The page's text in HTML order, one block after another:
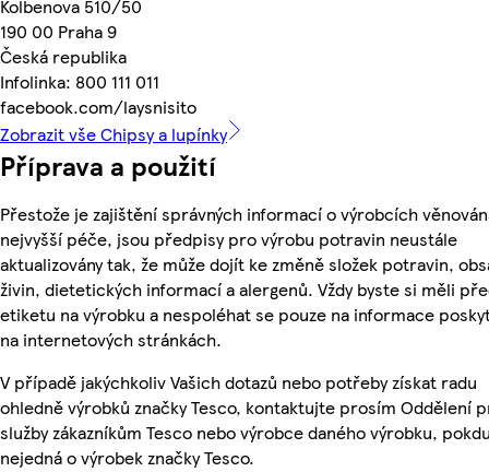
Kolbenova 510/50
190 00 Praha 9
Česká republika
Infolinka: 800 111 011
facebook.com/laysnisito
Zobrazit vše Chipsy a lupínky
Příprava a použití
Přestože je zajištění správných informací o výrobcích
nejvyšší péče, jsou předpisy pro výrobu potravin neustále
aktualizovány tak, že může dojít ke změně složek potravin,
živin, dietetických informací a alergenů. Vždy byste si měli
etiketu na výrobku a nespoléhat se pouze na informace
na internetových stránkách.
V případě jakýchkoliv Vašich dotazů nebo potřeby získat radu
ohledně výrobků značky Tesco, kontaktujte prosím Oddělení
služby zákazníkům Tesco nebo výrobce daného výrobku,
nejedná o výrobek značky Tesco.